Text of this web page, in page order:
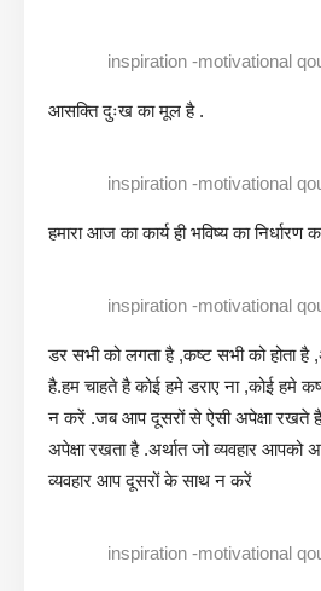
inspiration -motivational
आसक्ति दुःख का मूल है .
inspiration -motivational
हमारा आज का कार्य ही भविष्य का निर्धारण
inspiration -motivational
डर सभी को लगता है ,कष्ट सभी को होता है
है.हम चाहते है कोई हमे डराए ना ,कोई हमे
न करें .जब आप दूसरों से ऐसी अपेक्षा रखते है
अपेक्षा रखता है .अर्थात जो व्यवहार आपको
व्यवहार आप दूसरों के साथ न करें
inspiration -motivational